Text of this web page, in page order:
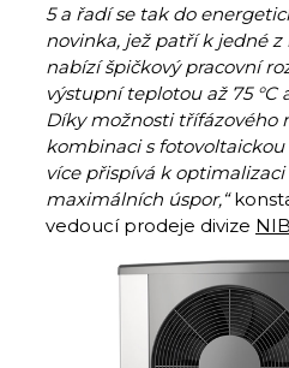
5 a řadí se tak do
novinka, jež patří k jedné
nabízí špičkový pracovní
výstupní teplotou až 75 °C
Díky možnosti třífázového
kombinaci s
více přispívá k
maximálních úspor,“
vedoucí prodeje divize